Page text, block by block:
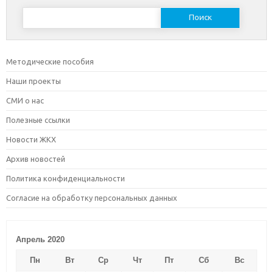
Найти:
Методические пособия
Наши проекты
СМИ о нас
Полезные ссылки
Новости ЖКХ
Архив новостей
Политика конфиденциальности
Согласие на обработку персональных данных
Апрель 2020
Пн Вт Ср Чт Пт Сб Вс